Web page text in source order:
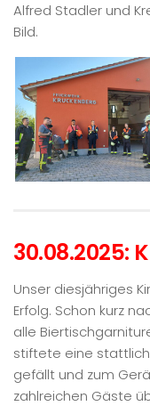
Alfred Stadler und
Bild.
30.08.2025:
Unser diesjähriges
Erfolg. Schon kurz
alle
stiftete eine
gefällt und zum
zahlreichen Gäste